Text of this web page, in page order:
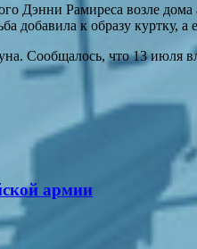
Дэнни Рамиреса возле
добавила к образу куртку,
Сообщалось, что 13 июля
армии